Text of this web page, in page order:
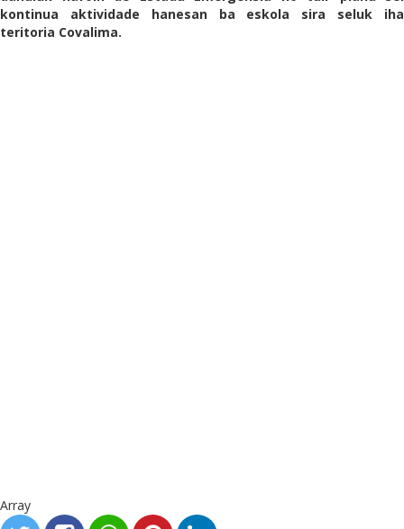
kontinua aktividade hanesan ba eskola sira seluk iha
teritoria Covalima.
Array